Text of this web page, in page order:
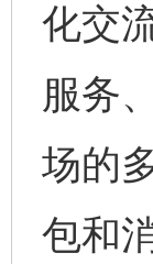
化交
服务
场的
包和